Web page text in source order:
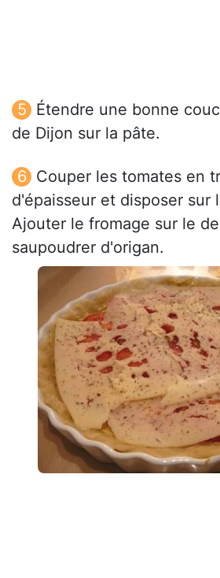
Étendre une bonne
de Dijon sur la pâte.
Couper les tomates en
d'épaisseur et disposer sur
Ajouter le fromage sur le
saupoudrer d'origan.